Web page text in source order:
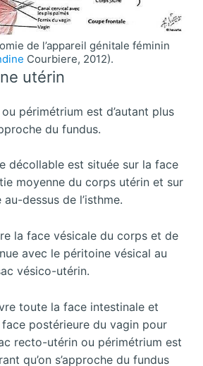
de l’appareil génitale féminin
Courbiere, 2012).
utérin
périmétrium est d’autant plus
du fundus.
décollable est située sur la face
moyenne du corps utérin et sur
dessus de l’isthme.
la face vésicale du corps et de
avec le péritoine vésical au
vésico-utérin.
toute la face intestinale et
face postérieure du vagin pour
recto-utérin ou périmétrium est
qu’on s’approche du fundus